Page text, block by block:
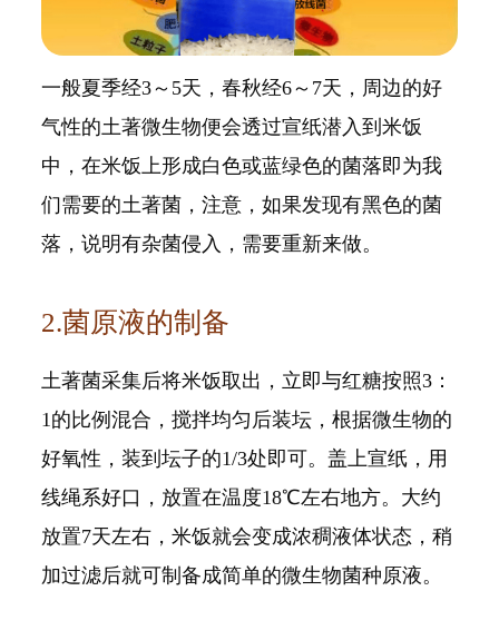
一般夏季经3～5天，春秋经6～7天，周边的好
气性的土著微生物便会透过宣纸潜入到米饭
中，在米饭上形成白色或蓝绿色的菌落即为我
们需要的土著菌，注意，如果发现有黑色的菌
落，说明有杂菌侵入，需要重新来做。
2.菌原液的制备
土著菌采集后将米饭取出，立即与红糖按照3：
1的比例混合，搅拌均匀后装坛，根据微生物的
好氧性，装到坛子的1/3处即可。盖上宣纸，用
线绳系好口，放置在温度18℃左右地方。大约
放置7天左右，米饭就会变成浓稠液体状态，稍
加过滤后就可制备成简单的微生物菌种原液。